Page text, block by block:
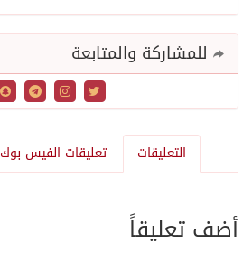
للمشاركة والمتابعة
التعليقات تعليقات الفيس بوك
أضف تعليقاً